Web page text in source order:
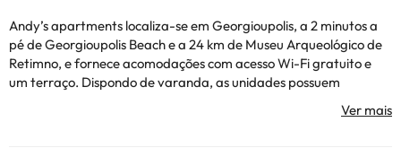
Andy’s apartments localiza-se em Georgioupolis, a 2 minutos a
pé de Georgioupolis Beach e a 24 km de Museu Arqueológico de
Retimno, e fornece acomodações com acesso Wi-Fi gratuito e
um terraço. Dispondo de varanda, as unidades possuem
também ar condicionado, uma televisão e uma casa de banho
privativa com um secador de cabelo. Há também uma cozinha